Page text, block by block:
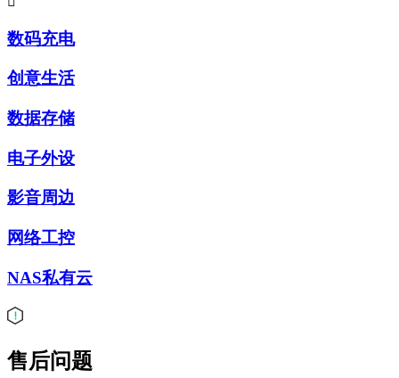
数码充电
创意生活
数据存储
电子外设
影音周边
网络工控
NAS私有云
售后问题